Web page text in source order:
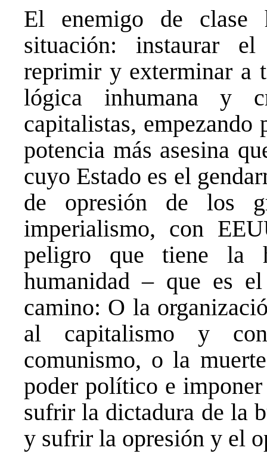
El enemigo de
situación: instaurar
reprimir y exterminar a
lógica inhumana y
capitalistas,
potencia más asesina
cuyo Estado es el
de opresión de los
imperialismo, con
peligro que tiene la
humanidad – que es
camino: O la
al capitalismo y
comunismo, o la
poder político e
sufrir la dictadura de la
y sufrir la opresión y el